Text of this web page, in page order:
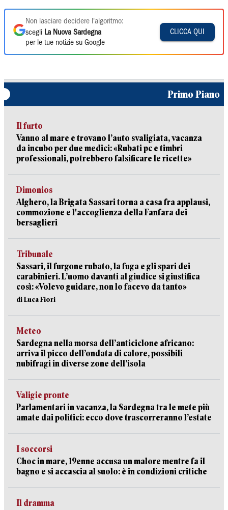
Non lasciare decidere l'algoritmo:
scegli La Nuova Sardegna
per le tue notizie su Google
CLICCA QUI
Primo Piano
Il furto
Vanno al mare e trovano l’auto svaligiata, vacanza
da incubo per due medici: «Rubati pc e timbri
professionali, potrebbero falsificare le ricette»
Dimonios
Alghero, la Brigata Sassari torna a casa fra applausi,
commozione e l'accoglienza della Fanfara dei
bersaglieri
Tribunale
Sassari, il furgone rubato, la fuga e gli spari dei
carabinieri. L’uomo davanti al giudice si giustifica
così: «Volevo guidare, non lo facevo da tanto»
di Luca Fiori
Meteo
Sardegna nella morsa dell’anticiclone africano:
arriva il picco dell’ondata di calore, possibili
nubifragi in diverse zone dell’isola
Valigie pronte
Parlamentari in vacanza, la Sardegna tra le mete più
amate dai politici: ecco dove trascorreranno l’estate
I soccorsi
Choc in mare, 19enne accusa un malore mentre fa il
bagno e si accascia al suolo: è in condizioni critiche
Il dramma